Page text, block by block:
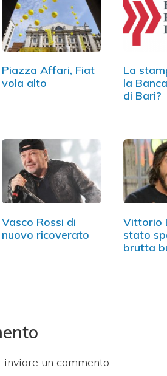
Piazza Affari, Fiat
vola alto
La
la
di Bari?
Vasco Rossi di
nuovo ricoverato
Vittorio
stato
brutta
inviare un commento.